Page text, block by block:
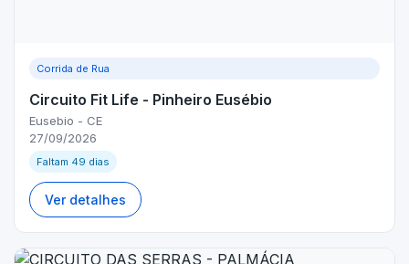
Corrida de Rua
Circuito Fit Life - Pinheiro Eusébio
Eusebio - CE
27/09/2026
Faltam 49 dias
Ver detalhes